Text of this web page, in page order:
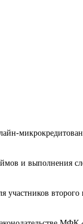
и выполнения
второго